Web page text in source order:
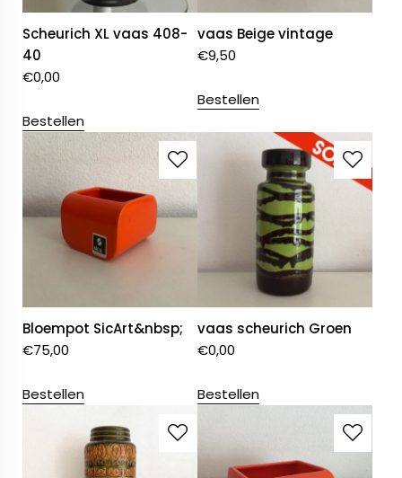
Scheurich XL vaas 408-
40
€0,00
Bestellen
vaas Beige vintage
€9,50
Bestellen
Bloempot SicArt&nbsp;
€75,00
Bestellen
vaas scheurich Groen
€0,00
Bestellen